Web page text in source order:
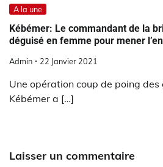
A la une
Kébémer: Le commandant de la
déguisé en femme pour mener
Admin 22 Janvier 2021
Une opération coup de poing des
Kébémer a […]
Laisser un commentaire